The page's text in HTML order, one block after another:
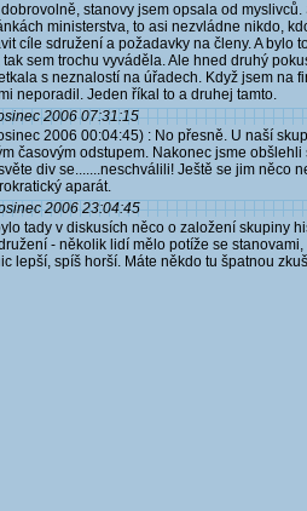
stanovy jsem opsala od
ministerstva, to asi nezvládne nikdo,
cíle sdružení a požadavky na členy. A bylo
sem trochu vyváděla. Ale hned druhý
s neznalostí na úřadech. Když jsem na
neporadil. Jeden říkal to a druhej tamto.
2006 07:31:15
2006 00:04:45) : No přesně. U naší
časovým odstupem. Nakonec jsme
div se.......neschválili! Ještě se jim něco
aparát.
2006 23:04:45
tady v diskusích něco o založení skupiny
- několik lidí mělo potíže se
lepší, spíš horší. Máte někdo tu špatnou